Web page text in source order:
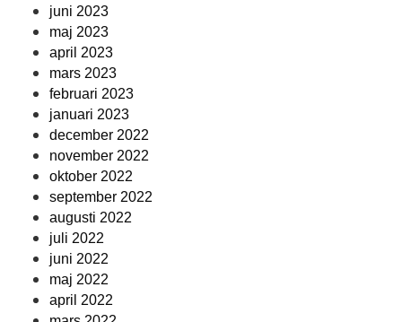
juni 2023
maj 2023
april 2023
mars 2023
februari 2023
januari 2023
december 2022
november 2022
oktober 2022
september 2022
augusti 2022
juli 2022
juni 2022
maj 2022
april 2022